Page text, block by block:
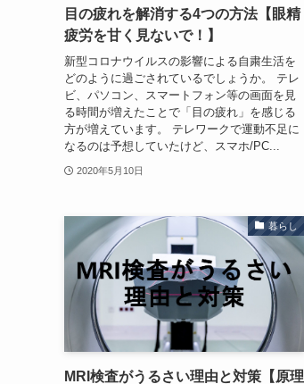
目の疲れを解消する4つの方法【眼精
疲労を甘く見ないで！】
新型コロナウイルスの影響による自粛生活を
どのように過ごされているでしょうか。 テレ
ビ、パソコン、スマートフォン等の画面を見
る時間が増えたことで「目の疲れ」を感じる
方が増えています。 テレワークで運動不足に
なるのは予想していたけど、スマホ/PC...
2020年5月10日
暮らし
MRI検査がうるさい理由と対策【原理